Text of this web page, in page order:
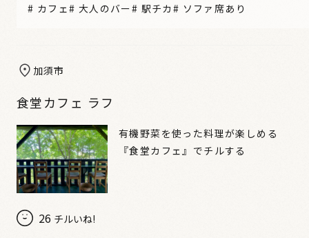
# カフェ# 大人のバー# 駅チカ # ソファ席あり
加須市
食堂カフェ ラフ
26 チルいね!
有機野菜を使った料理が楽しめる
『食堂カフェ』でチルする